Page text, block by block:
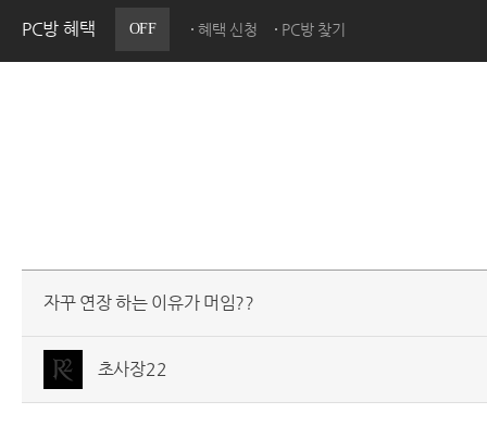
PC방 혜택 OFF 혜택 신청 PC방 찾기
자꾸 연장 하는 이유가 머임??
초사장22